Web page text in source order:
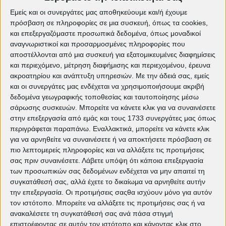
Εμείς και οι συνεργάτες μας αποθηκεύουμε και/ή έχουμε
πρόσβαση σε πληροφορίες σε μια συσκευή, όπως τα cookies,
και επεξεργαζόμαστε προσωπικά δεδομένα, όπως μοναδικοί
αναγνωριστικοί και προσαρμοσμένες πληροφορίες που
αποστέλλονται από μια συσκευή για εξατομικευμένες διαφημίσεις
και περιεχόμενο, μέτρηση διαφήμισης και περιεχομένου, έρευνα
ακροατηρίου και ανάπτυξη υπηρεσιών. Με την άδειά σας, εμείς
και οι συνεργάτες μας ενδέχεται να χρησιμοποιήσουμε ακριβή
δεδομένα γεωγραφικής τοποθεσίας και ταυτοποίησης μέσω
σάρωσης συσκευών. Μπορείτε να κάνετε κλικ για να συναινέσετε
στην επεξεργασία από εμάς και τους 1733 συνεργάτες μας όπως
περιγράφεται παραπάνω. Εναλλακτικά, μπορείτε να κάνετε κλικ
για να αρνηθείτε να συναινέσετε ή να αποκτήσετε πρόσβαση σε
πιο λεπτομερείς πληροφορίες και να αλλάξετε τις προτιμήσεις
σας πριν συναινέσετε. Λάβετε υπόψη ότι κάποια επεξεργασία
των προσωπικών σας δεδομένων ενδέχεται να μην απαιτεί τη
συγκατάθεσή σας, αλλά έχετε το δικαίωμα να αρνηθείτε αυτήν
την επεξεργασία. Οι προτιμήσεις σαςθα ισχύουν μόνο για αυτόν
τον ιστότοπο. Μπορείτε να αλλάξετε τις προτιμήσεις σας ή να
ανακαλέσετε τη συγκατάθεσή σας ανά πάσα στιγμή
επιστρέφοντας σε αυτόν τον ιστότοπο και κάνοντας κλικ στο
petroupolis events la proxima salida ταινία
petroupoli.gov.gr pkdp.gr
Κινηματογραφική λέσχη
Πετρούπολης
Α
ρ
ι
ή
F
a
e
o
o
I
n
t
g
r
T
i
k
T
o
k
X
(
w
t
t
G
o
o
g
e